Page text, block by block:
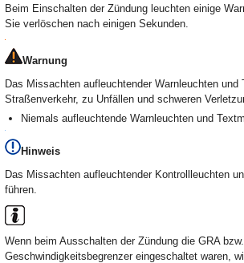
Beim Einschalten der Zündung leuchten einige
Sie verlöschen nach einigen Sekunden.
Warnung
Das Missachten aufleuchtender Warnleuchten
Straßenverkehr, zu Unfällen und schweren
Niemals aufleuchtende Warnleuchten und
Hinweis
Das Missachten aufleuchtender Kontrollleuchten
führen.
Wenn beim Ausschalten der Zündung die GRA
Geschwindigkeitsbegrenzer eingeschaltet waren,